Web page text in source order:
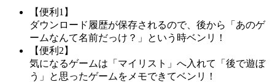
【便利1】
ダウンロード履歴が保存されるので、後から「あのゲ
ームなんて名前だっけ？」という時ベンリ！
【便利2】
気になるゲームは「マイリスト」へ入れて「後で遊ぼ
う」と思ったゲームをメモできてベンリ！